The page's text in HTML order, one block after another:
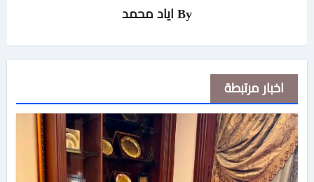
By اياد محمد
اخبار مرتبطة